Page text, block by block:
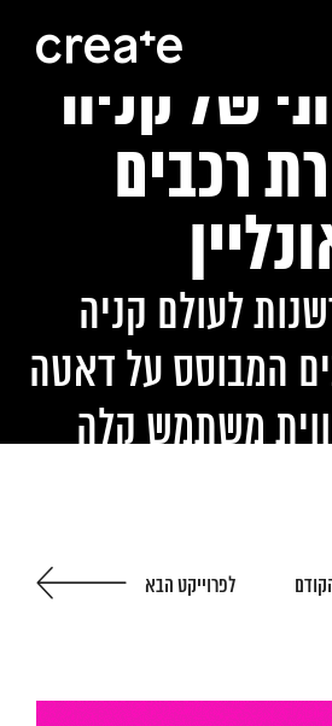
העולם
של קניה
רכבים
לעולם קניה
המבוסס על דאטה
משתמש קלה
לפרוייקט הבא